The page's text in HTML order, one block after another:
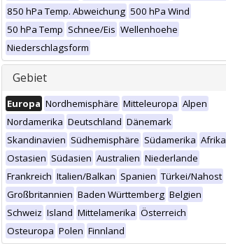
850 hPa Temp. Abweichung 500 hPa Wind
50 hPa Temp Schnee/Eis Wellenhoehe
Niederschlagsform
Gebiet
Europa Nordhemisphäre Mitteleuropa Alpen
Nordamerika Deutschland Dänemark
Skandinavien Südhemisphäre Südamerika Afrika
Ostasien Südasien Australien Niederlande
Frankreich Italien/Balkan Spanien Türkei/Nahost
Großbritannien Baden Württemberg Belgien
Schweiz Island Mittelamerika Österreich
Osteuropa Polen Finnland